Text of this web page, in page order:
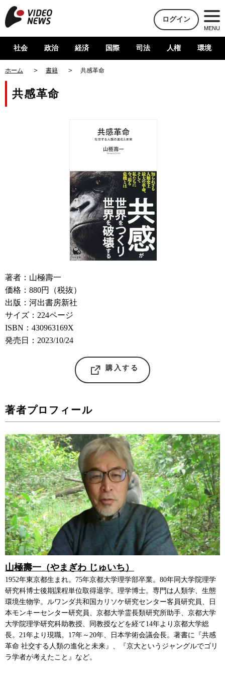
ログイン
MENU
社会 政治 経済 国際 司法 人権 環境
ホーム 書籍 共感革命
共感革命
著者：山極壽一
価格：880円（税抜）
出版：河出書房新社
サイズ：224ページ
ISBN：430963169X
発売日：2023/10/24
購入する
著者プロフィール
山極壽一（やまぎわ じゅいち）
1952年東京都生まれ。75年京都大学理学部卒業。80年同大学院理学
研究科博士後期課程単位取得退学。理学博士。専門は人類学、生態
環境生物学。ルワンダ共和国カリソケ研究センター客員研究員、日
本モンキーセンター研究員、京都大学霊長類研究所助手、京都大学
大学院理学研究科助教授、同教授などを経て14年より京都大学総
長。21年より現職。17年～20年、日本学術会議会長。著書に『共感
革命 社交する人類の進化と未来』、『京大というジャングルでゴリ
ラ学者が考えたこと』など。